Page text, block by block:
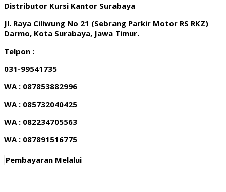
Distributor Kursi Kantor Surabaya
Jl. Raya Ciliwung No 21 (Sebrang Parkir Motor RS RKZ)
Darmo, Kota Surabaya, Jawa Timur.
Telpon :
031-99541735
WA : 087853882996
WA : 085732040425
WA : 082234705563
WA : 087891516775
Pembayaran Melalui